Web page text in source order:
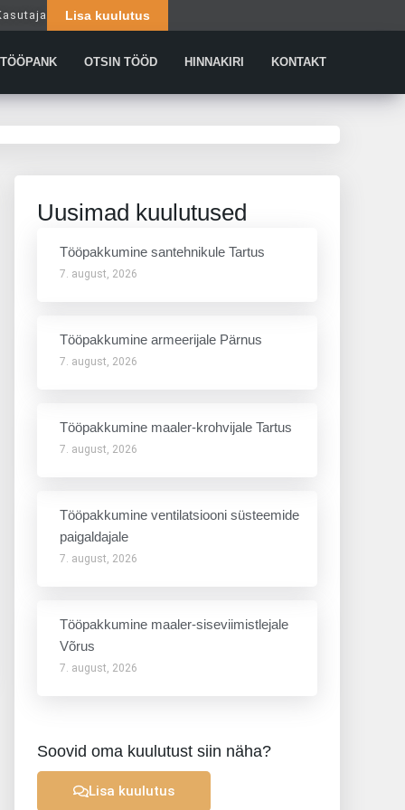
Lisa kuulutus
TÖÖPANK OTSIN TÖÖD HINNAKIRI KONTAKT
Uusimad kuulutused
Tööpakkumine santehnikule Tartus
7. august, 2026
Tööpakkumine armeerijale Pärnus
7. august, 2026
Tööpakkumine maaler-krohvijale Tartus
7. august, 2026
Tööpakkumine ventilatsiooni süsteemide
paigaldajale
7. august, 2026
Tööpakkumine maaler-siseviimistlejale
Võrus
7. august, 2026
Soovid oma kuulutust siin näha?
Lisa kuulutus